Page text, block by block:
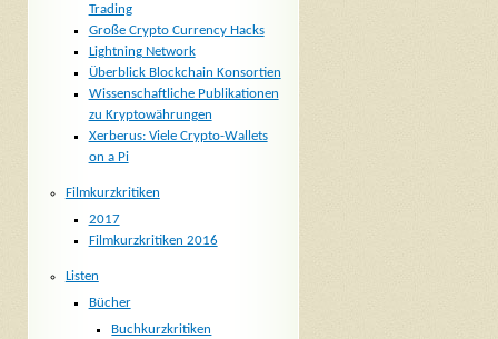
Trading
Große Crypto Currency Hacks
Lightning Network
Überblick Blockchain Konsortien
Wissenschaftliche Publikationen
zu Kryptowährungen
Xerberus: Viele Crypto-Wallets
on a Pi
Filmkurzkritiken
2017
Filmkurzkritiken 2016
Listen
Bücher
Buchkurzkritiken